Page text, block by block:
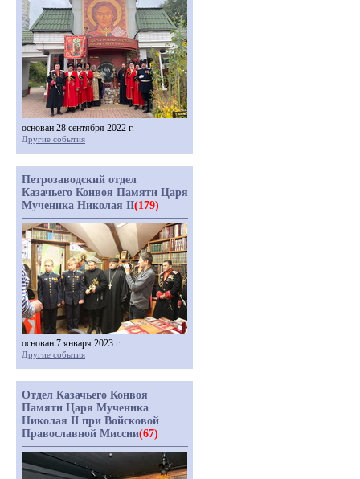
основан 28 сентября 2022 г.
Другие события
Петрозаводский отдел
Казачьего Конвоя Памяти Царя
Мученика Николая II(179)
основан 7 января 2023 г.
Другие события
Отдел Казачьего Конвоя
Памяти Царя Мученика
Николая II при Войсковой
Православной Миссии(67)